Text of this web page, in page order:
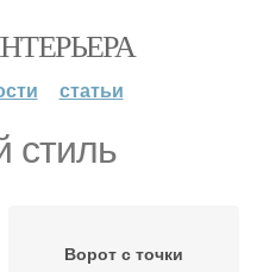
статьи
стиль
Ворот с точки